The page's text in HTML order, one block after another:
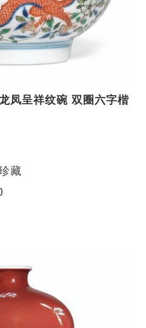
凤呈祥纹碗 双圈六字楷
藏